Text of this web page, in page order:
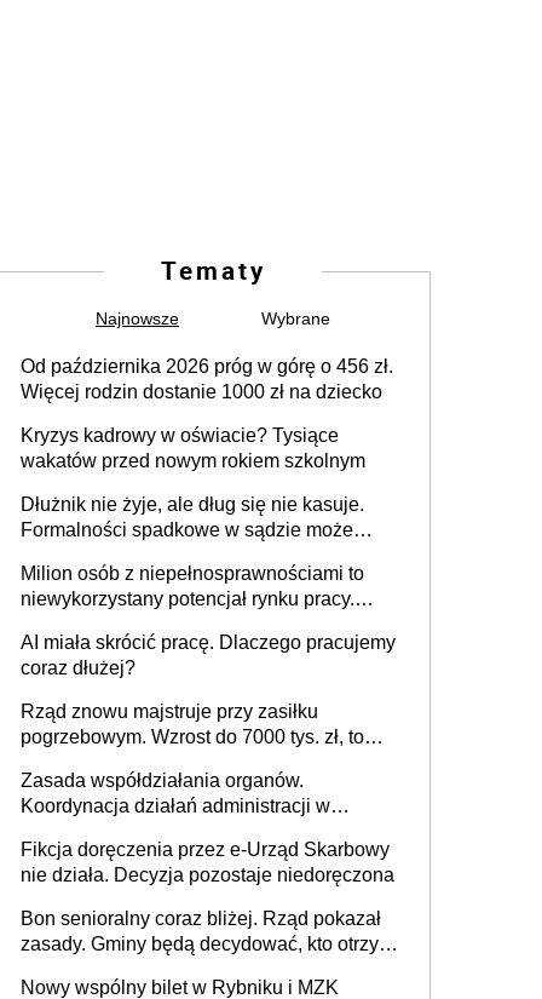
Tematy
Najnowsze Wybrane
Od października 2026 próg w górę o 456 zł.
Więcej rodzin dostanie 1000 zł na dziecko
Kryzys kadrowy w oświacie? Tysiące
wakatów przed nowym rokiem szkolnym
Dłużnik nie żyje, ale dług się nie kasuje.
Formalności spadkowe w sądzie może
zmarłego
Milion osób z niepełnosprawnościami to
niewykorzystany potencjał rynku pracy.
dofinansowań czy refundacji, ale bariery po
stronie systemu i świadomości
pracodawców [WYWIAD]
AI miała skrócić pracę. Dlaczego pracujemy
coraz dłużej?
Rząd znowu majstruje przy zasiłku
pogrzebowym. Wzrost do 7000 tys. zł, to
Zasada współdziałania organów.
Koordynacja działań administracji w
Fikcja doręczenia przez e-Urząd Skarbowy
nie działa. Decyzja pozostaje niedoręczona
Bon senioralny coraz bliżej. Rząd pokazał
zasady. Gminy będą decydować, kto otrzyma
Nowy wspólny bilet w Rybniku i MZK